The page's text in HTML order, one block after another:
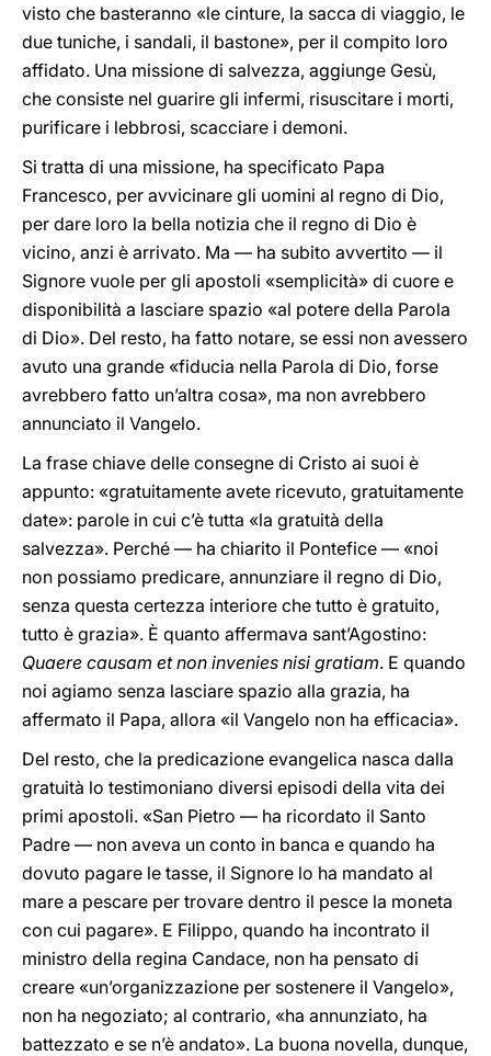
visto che basteranno «le cinture, la sacca di viaggio, le
due tuniche, i sandali, il bastone», per il compito loro
affidato. Una missione di salvezza, aggiunge Gesù,
che consiste nel guarire gli infermi, risuscitare i morti,
purificare i lebbrosi, scacciare i demoni.
Si tratta di una missione, ha specificato Papa
Francesco, per avvicinare gli uomini al regno di Dio,
per dare loro la bella notizia che il regno di Dio è
vicino, anzi è arrivato. Ma — ha subito avvertito — il
Signore vuole per gli apostoli «semplicità» di cuore e
disponibilità a lasciare spazio «al potere della Parola
di Dio». Del resto, ha fatto notare, se essi non avessero
avuto una grande «fiducia nella Parola di Dio, forse
avrebbero fatto un’altra cosa», ma non avrebbero
annunciato il Vangelo.
La frase chiave delle consegne di Cristo ai suoi è
appunto: «gratuitamente avete ricevuto, gratuitamente
date»: parole in cui c’è tutta «la gratuità della
salvezza». Perché — ha chiarito il Pontefice — «noi
non possiamo predicare, annunziare il regno di Dio,
senza questa certezza interiore che tutto è gratuito,
tutto è grazia». È quanto affermava sant’Agostino:
Quaere causam et non invenies nisi gratiam. E quando
noi agiamo senza lasciare spazio alla grazia, ha
affermato il Papa, allora «il Vangelo non ha efficacia».
Del resto, che la predicazione evangelica nasca dalla
gratuità lo testimoniano diversi episodi della vita dei
primi apostoli. «San Pietro — ha ricordato il Santo
Padre — non aveva un conto in banca e quando ha
dovuto pagare le tasse, il Signore lo ha mandato al
mare a pescare per trovare dentro il pesce la moneta
con cui pagare». E Filippo, quando ha incontrato il
ministro della regina Candace, non ha pensato di
creare «un’organizzazione per sostenere il Vangelo»,
non ha negoziato; al contrario, «ha annunziato, ha
battezzato e se n’è andato». La buona novella, dunque,